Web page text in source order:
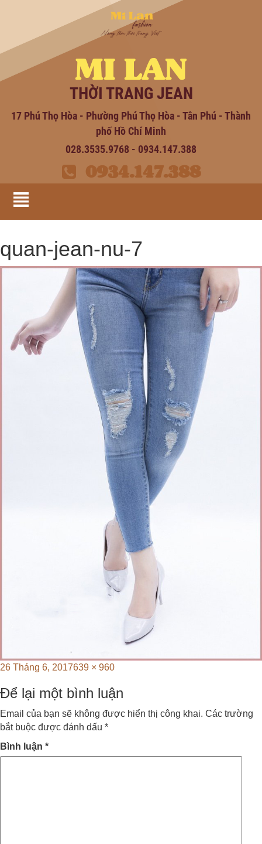
MI LAN
THỜI TRANG JEAN
17 Phú Thọ Hòa - Phường Phú Thọ Hòa - Tân Phú - Thành
phố Hồ Chí Minh
028.3535.9768 - 0934.147.388
0934.147.388
quan-jean-nu-7
Posted
26 Tháng 6, 2017Full
639 × 960
Để lại một bình luận
Email của bạn sẽ không được hiển thị công khai. Các trường
bắt buộc được đánh dấu *
Bình luận *